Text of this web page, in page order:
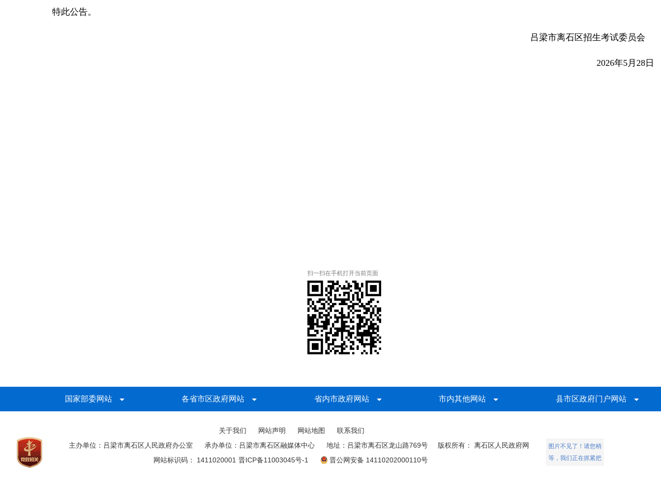
特此公告。
吕梁市离石区招生考试委员会
2026年5月28日
扫一扫在手机打开当前页面
国家部委网站 各省市区政府网站 省内市政府网站 市内其他网站 县市区政府门户网站
关于我们 网站声明 网站地图
联系我们
主办单位：吕梁市离石区人民政府办公室
承办单位：吕梁市离石区融媒体中心 地址：吕梁市离石区龙山路769号
版权所有： 离石区人民政府网
网站标识码： 1411020001 晋ICP备11003045号-1 晋公网安备 14110202000110号